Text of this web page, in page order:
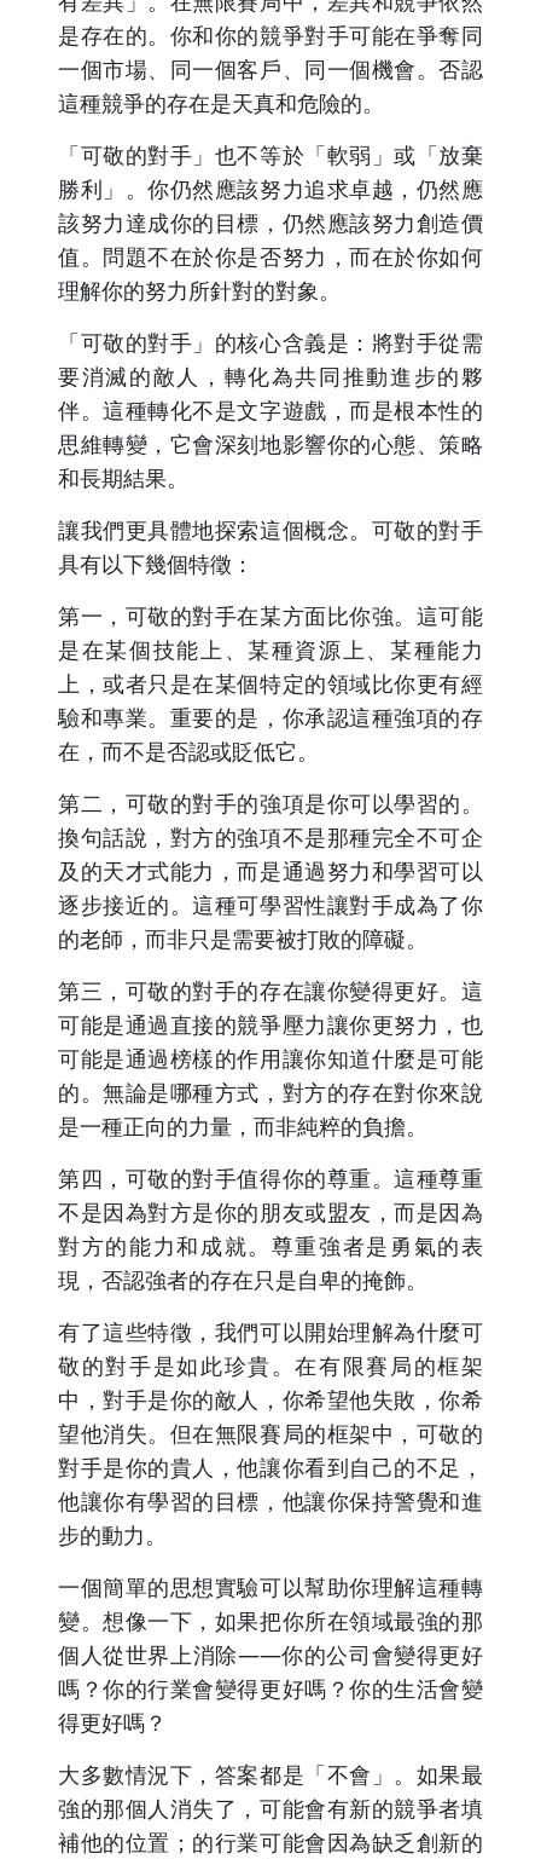
是存在的。你和你的競爭對手可能在爭奪同
一個市場、同一個客戶、同一個機會。否認
這種競爭的存在是天真和危險的。
「可敬的對手」也不等於「軟弱」或「放棄
勝利」。你仍然應該努力追求卓越，仍然應
該努力達成你的目標，仍然應該努力創造價
值。問題不在於你是否努力，而在於你如何
理解你的努力所針對的對象。
「可敬的對手」的核心含義是：將對手從需
要消滅的敵人，轉化為共同推動進步的夥
伴。這種轉化不是文字遊戲，而是根本性的
思維轉變，它會深刻地影響你的心態、策略
和長期結果。
讓我們更具體地探索這個概念。可敬的對手
具有以下幾個特徵：
第一，可敬的對手在某方面比你強。這可能
是在某個技能上、某種資源上、某種能力
上，或者只是在某個特定的領域比你更有經
驗和專業。重要的是，你承認這種強項的存
在，而不是否認或貶低它。
第二，可敬的對手的強項是你可以學習的。
換句話說，對方的強項不是那種完全不可企
及的天才式能力，而是通過努力和學習可以
逐步接近的。這種可學習性讓對手成為了你
的老師，而非只是需要被打敗的障礙。
第三，可敬的對手的存在讓你變得更好。這
可能是通過直接的競爭壓力讓你更努力，也
可能是通過榜樣的作用讓你知道什麼是可能
的。無論是哪種方式，對方的存在對你來說
是一種正向的力量，而非純粹的負擔。
第四，可敬的對手值得你的尊重。這種尊重
不是因為對方是你的朋友或盟友，而是因為
對方的能力和成就。尊重強者是勇氣的表
現，否認強者的存在只是自卑的掩飾。
有了這些特徵，我們可以開始理解為什麼可
敬的對手是如此珍貴。在有限賽局的框架
中，對手是你的敵人，你希望他失敗，你希
望他消失。但在無限賽局的框架中，可敬的
對手是你的貴人，他讓你看到自己的不足，
他讓你有學習的目標，他讓你保持警覺和進
步的動力。
一個簡單的思想實驗可以幫助你理解這種轉
變。想像一下，如果把你所在領域最強的那
個人從世界上消除——你的公司會變得更好
嗎？你的行業會變得更好嗎？你的生活會變
得更好嗎？
大多數情況下，答案都是「不會」。如果最
強的那個人消失了，可能會有新的競爭者填
補他的位置；的行業可能會因為缺乏創新的